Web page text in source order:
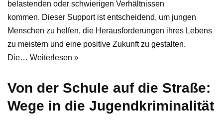
belastenden oder schwierigen Verhältnissen
kommen. Dieser Support ist entscheidend, um jungen
Menschen zu helfen, die Herausforderungen ihres Lebens
zu meistern und eine positive Zukunft zu gestalten.
Die… Weiterlesen »
Von der Schule auf die Straße:
Wege in die Jugendkriminalität